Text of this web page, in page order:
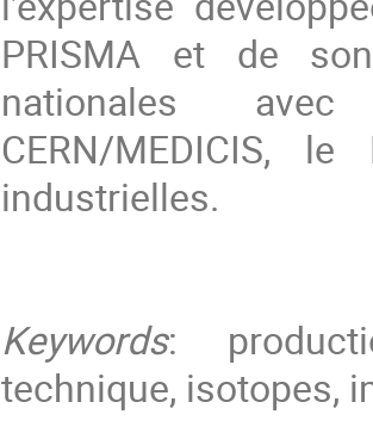
PRISMA et de
nationales avec
CERN/MEDICIS,
industrielles.
Keywords:
technique, isotopes,